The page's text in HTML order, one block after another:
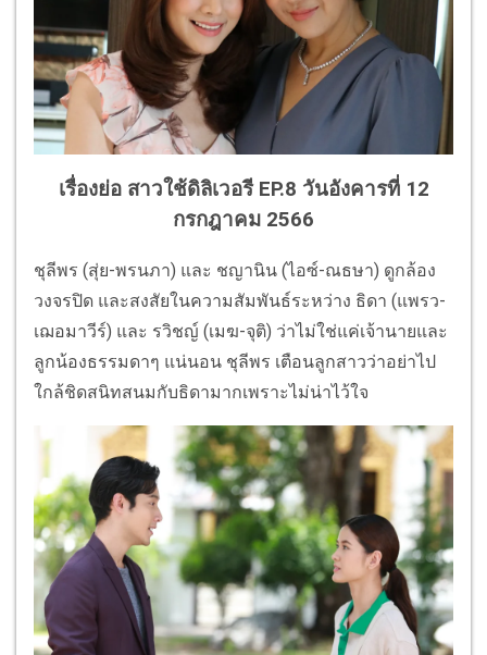
เรื่องย่อ สาวใช้ดิลิเวอรี EP.8 วันอังคารที่ 12
กรกฎาคม 2566
ชุลีพร (สุ่ย-พรนภา) และ ชญานิน (ไอซ์-ณธษา) ดูกล้อง
วงจรปิด และสงสัยในความสัมพันธ์ระหว่าง ธิดา (แพรว-
เฌอมาวีร์) และ รวิชญ์ (เมฆ-จุติ) ว่าไม่ใช่แค่เจ้านายและ
ลูกน้องธรรมดาๆ แน่นอน ชุลีพร เตือนลูกสาวว่าอย่าไป
ใกล้ชิดสนิทสนมกับธิดามากเพราะไม่น่าไว้ใจ